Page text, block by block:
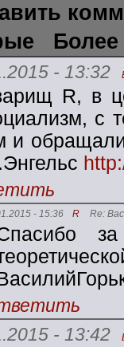
- 13:32
R, в
с
и
- 15:36 R Re:
- 13:42